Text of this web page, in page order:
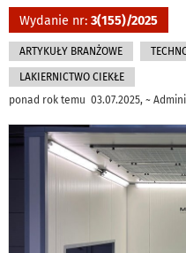
Wydanie nr: 3(155)/2025
ARTYKUŁY BRANŻOWE
LAKIERNICTWO CIEKŁE
ponad rok temu 03.07.2025, ~